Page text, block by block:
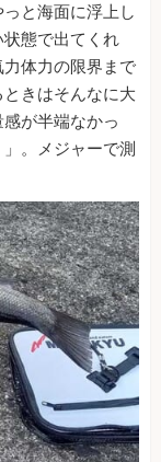
と海面に浮上し
態で出てくれ
体力の限界まで
きはそんなに大
が半端なかっ
。メジャーで測